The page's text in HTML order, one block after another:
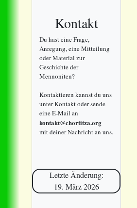
Kontakt
Du hast eine Frage,
Anregung, eine Mitteilung
oder Material zur
Geschichte der
Mennoniten?
Kontaktieren kannst du uns
unter Kontakt oder sende
eine E-Mail an
kontakt@chortitza.org
mit deiner Nachricht an uns.
Letzte Änderung:
19. März 2026